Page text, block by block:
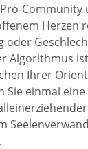
Pro-
Herzen
oder
Algorithmus
Ihrer
Sie einmal